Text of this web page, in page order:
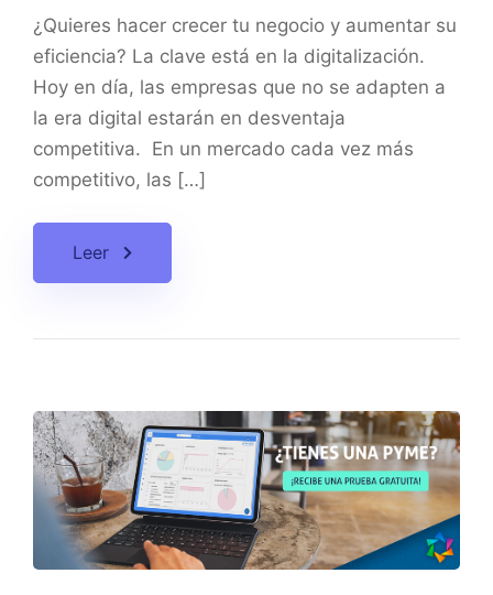
¿Quieres hacer crecer tu negocio y aumentar su
eficiencia? La clave está en la digitalización.
Hoy en día, las empresas que no se adapten a
la era digital estarán en desventaja
competitiva. En un mercado cada vez más
competitivo, las […]
Leer